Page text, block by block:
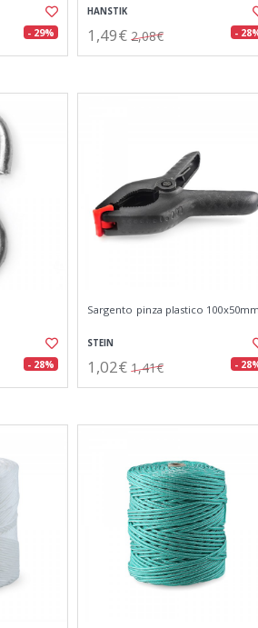
- 29%
HANSTIK
1,49€ 2,08€ -
- 28%
Sargento pinza plastico 100x50mm
STEIN
1,02€ 1,41€ -